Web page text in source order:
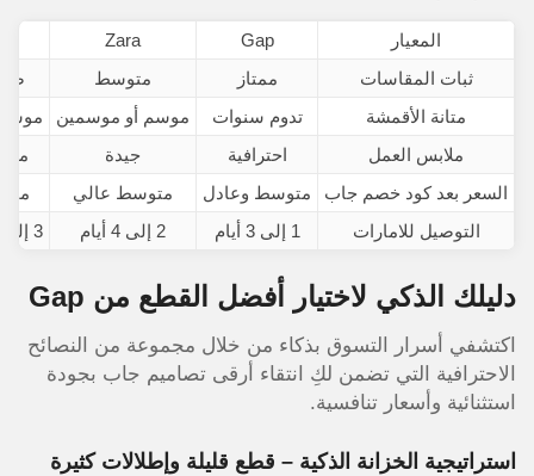
المعيار Gap
Zara
ثبات المقاسات
ممتاز متوسط
متانة الأقمشة
تدوم سنوات موسم أو موسمين
ملابس العمل
احترافية جيدة
السعر بعد كود خصم جاب
متوسط وعادل متوسط عالي
التوصيل للامارات
1 إلى 3 أيام 2 إلى 4 أيام 3 إلى 5 أيام
دليلك الذكي لاختيار أفضل القطع من Gap
اكتشفي أسرار التسوق بذكاء من خلال مجموعة من النصائح
الاحترافية التي تضمن لكِ انتقاء أرقى تصاميم جاب بجودة
استثنائية وأسعار تنافسية.
استراتيجية الخزانة الذكية – قطع قليلة وإطلالات كثيرة